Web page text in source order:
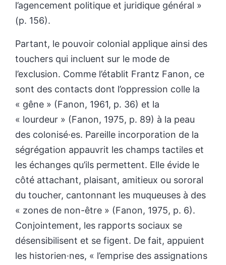
l’agencement politique et juridique général »
(p. 156).
Partant, le pouvoir colonial applique ainsi des
touchers qui incluent sur le mode de
l’exclusion. Comme l’établit Frantz Fanon, ce
sont des contacts dont l’oppression colle la
« gêne » (Fanon, 1961, p. 36) et la
« lourdeur » (Fanon, 1975, p. 89) à la peau
des colonisé·es. Pareille incorporation de la
ségrégation appauvrit les champs tactiles et
les échanges qu’ils permettent. Elle évide le
côté attachant, plaisant, amitieux ou sororal
du toucher, cantonnant les muqueuses à des
« zones de non-être » (Fanon, 1975, p. 6).
Conjointement, les rapports sociaux se
désensibilisent et se figent. De fait, appuient
les historien·nes, « l’emprise des assignations